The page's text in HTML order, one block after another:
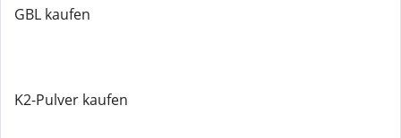
GBL kaufen
K2-Pulver kaufen